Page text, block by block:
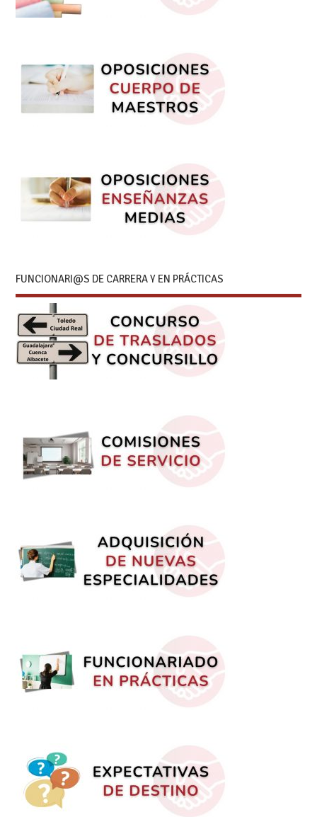
FUNCIONARI@S DE CARRERA Y EN PRÁCTICAS